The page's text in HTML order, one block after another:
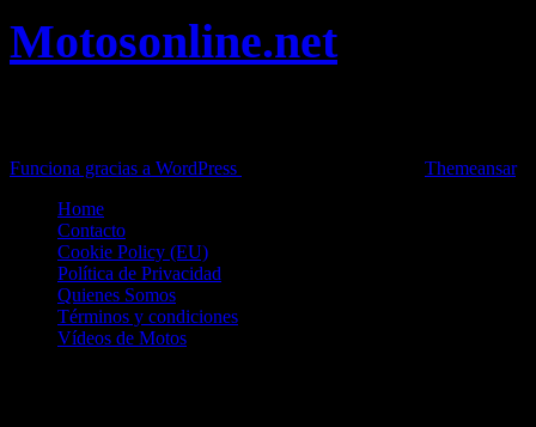
Motosonline.net
Funciona gracias a WordPress
Themeansar.
Home
Contacto
Cookie Policy (EU)
Política de Privacidad
Quienes Somos
Términos y condiciones
Vídeos de Motos